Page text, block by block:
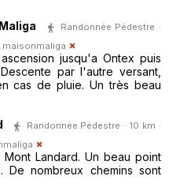
Randonnée Pédestre ·
maisonmaliga
jusqu'a Ontex puis
par l'autre versant,
cas de pluie. Un très beau
Randonnée Pédestre · 10 km ·
Landard. Un beau point
nombreux chemins sont